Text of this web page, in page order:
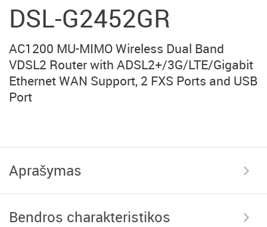
DSL-G2452GR
AC1200 MU-MIMO Wireless Dual Band
VDSL2 Router with ADSL2+/3G/LTE/Gigabit
Ethernet WAN Support, 2 FXS Ports and USB
Port
Aprašymas
Bendros charakteristikos